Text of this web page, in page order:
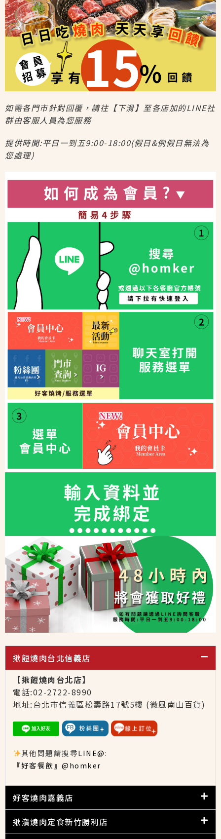
如需各門市針對回覆，請往【下滑】至各店加的LINE社
群由客服人員為您服務
提供時間:平日一到五9:00-18:00(假日&例假日無法為
您處理)
揪餖燒肉台北信義店
【揪餖燒肉台北店】
電話:02-2722-8990
地址:台北市信義區松壽路17號5樓 (微風南山百貨)
其他問題請搜尋LINE@:
『好客餐飲』@homker
好客燒肉嘉義店
揪㵑燒肉定食新竹勝利店